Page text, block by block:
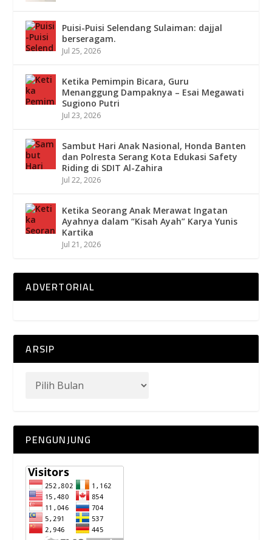
Puisi-Puisi Selendang Sulaiman: dajjal
berseragam.
Jul 25, 2026
Ketika Pemimpin Bicara, Guru
Menanggung Dampaknya – Esai Megawati
Sugiono Putri
Jul 23, 2026
Sambut Hari Anak Nasional, Honda Banten
dan Polresta Serang Kota Edukasi Safety
Riding di SDIT Al-Zahira
Jul 22, 2026
Ketika Seorang Anak Merawat Ingatan
Ayahnya dalam “Kisah Ayah” Karya Yunis
Kartika
Jul 21, 2026
ADVERTORIAL
ARSIP
PENGUNJUNG